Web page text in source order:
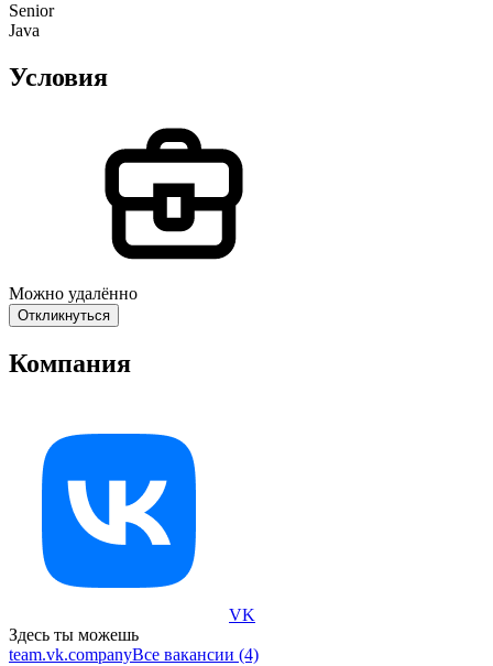
Senior
Java
Условия
Можно удалённо
Откликнуться
Компания
VK
Здесь ты можешь
team.vk.companyВсе вакансии (4)